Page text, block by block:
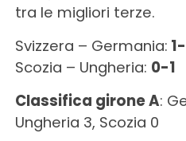
tra le migliori terze.
Svizzera – Germania:
Scozia – Ungheria: 0-1
Classifica girone A:
Ungheria 3, Scozia 0